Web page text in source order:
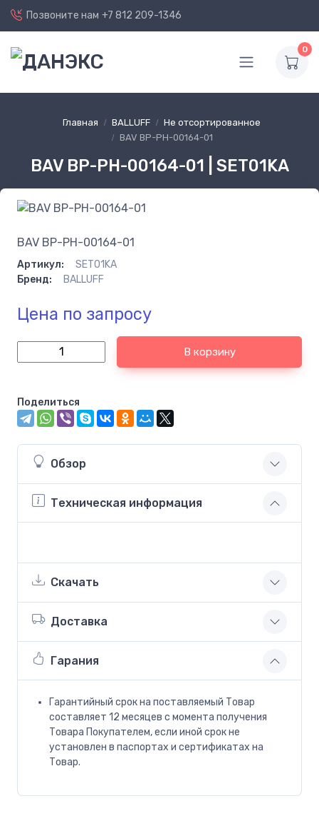
Позвоните нам +7 812 209-1346
0
Главная BALLUFF
Не отсортированное
BAV BP-PH-00164-01
BAV BP-PH-00164-01 | SET01KA
BAV BP-PH-00164-01
Артикул:
SET01KA
Бренд:
BALLUFF
Цена по запросу
В корзину
Поделиться
Обзор
Техническая информация
Скачать
Доставка
Гарания
Гарантийный срок на поставляемый Товар
составляет 12 месяцев с момента получения
Товара Покупателем, если иной срок не
установлен в паспортах и сертификатах на
Товар.